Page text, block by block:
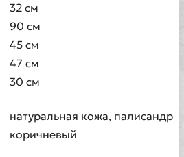
32 см
90 см
45 см
47 см
30 см
натуральная кожа, палисандр
коричневый